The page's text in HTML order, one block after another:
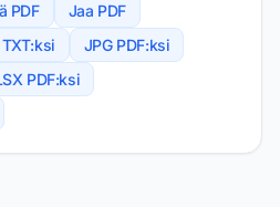
PDF
Jaa PDF
TXT:ksi
JPG PDF:ksi
PDF:ksi